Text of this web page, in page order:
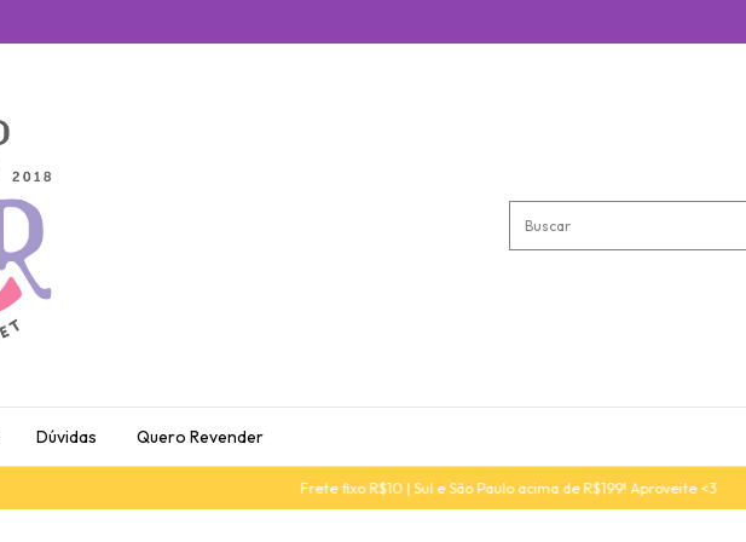
Dúvidas Quero Revender
Frete fixo R$10 | Sul e São Paulo acima de R$199! Aproveite <3